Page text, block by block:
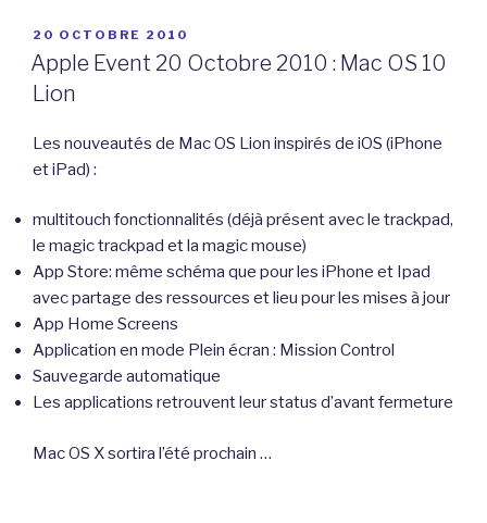
PUBLIÉ
LE
20 OCTOBRE 2010
Apple Event 20 Octobre 2010 : Mac OS 10
Lion
Les nouveautés de Mac OS Lion inspirés de iOS (iPhone
et iPad) :
multitouch fonctionnalités (déjà présent avec le trackpad,
le magic trackpad et la magic mouse)
App Store: même schéma que pour les iPhone et Ipad
avec partage des ressources et lieu pour les mises à jour
App Home Screens
Application en mode Plein écran : Mission Control
Sauvegarde automatique
Les applications retrouvent leur status d’avant fermeture
Mac OS X sortira l’été prochain …